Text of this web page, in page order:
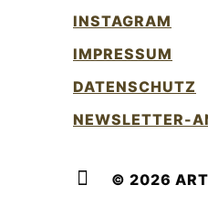
© 2026
INSTAGRAM
IMPRESSUM
DATENSCHUTZ
NEWSLETTER-